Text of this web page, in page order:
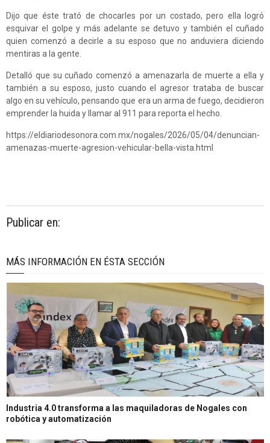
Dijo que éste trató de chocarles por un costado, pero ella logró
esquivar el golpe y más adelante se detuvo y también el cuñado
quien comenzó a decirle a su esposo que no anduviera diciendo
mentiras a la gente.
Detalló que su cuñado comenzó a amenazarla de muerte a ella y
también a su esposo, justo cuando el agresor trataba de buscar
algo en su vehículo, pensando que era un arma de fuego, decidieron
emprender la huida y llamar al 911 para reporta el hecho.
https://eldiariodesonora.com.mx/nogales/2026/05/04/denuncian-
amenazas-muerte-agresion-vehicular-bella-vista.html
Publicar en:
MÁS INFORMACIÓN EN ÉSTA SECCIÓN
Industria 4.0 transforma a las maquiladoras de Nogales con
robótica y automatización